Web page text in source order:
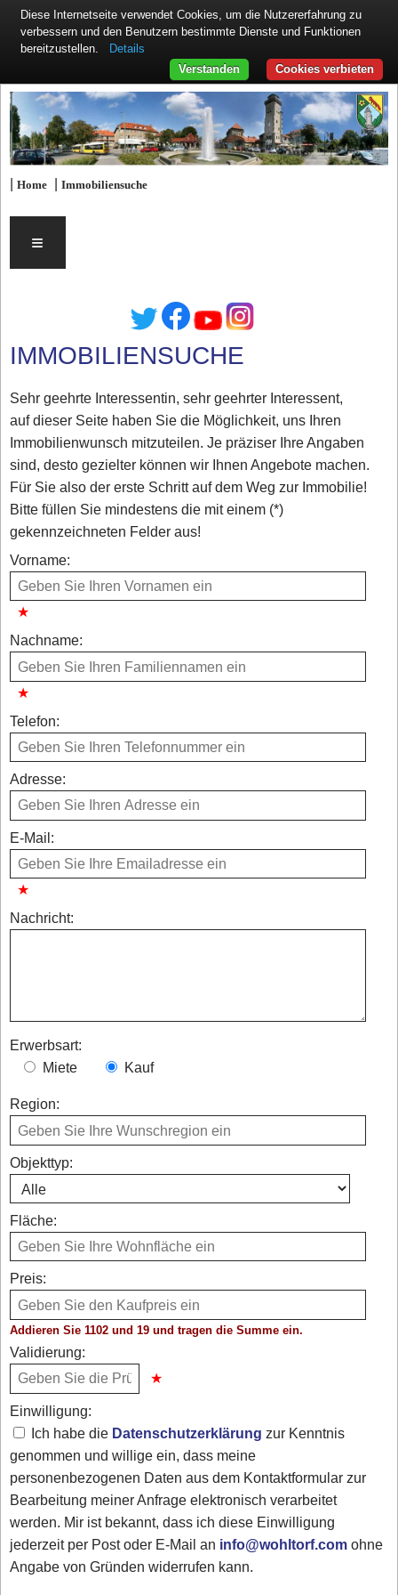
|Home |Immobiliensuche
≡
IMMOBILIENSUCHE
Sehr geehrte Interessentin, sehr geehrter Interessent,
auf dieser Seite haben Sie die Möglichkeit, uns Ihren
Immobilienwunsch mitzuteilen. Je präziser Ihre Angaben
sind, desto gezielter können wir Ihnen Angebote machen.
Für Sie also der erste Schritt auf dem Weg zur Immobilie!
Bitte füllen Sie mindestens die mit einem (*)
gekennzeichneten Felder aus!
Vorname:
Nachname:
Telefon:
Adresse:
E-Mail:
Nachricht:
Erwerbsart:
Miete
Kauf
Region:
Objekttyp:
Fläche:
Preis:
Addieren Sie 1102 und 19 und tragen die Summe ein.
Validierung:
Einwilligung:
Ich habe die Datenschutzerklärung zur Kenntnis
genommen und willige ein, dass meine
personenbezogenen Daten aus dem Kontaktformular zur
Bearbeitung meiner Anfrage elektronisch verarbeitet
werden. Mir ist bekannt, dass ich diese Einwilligung
jederzeit per Post oder E-Mail an info@wohltorf.comohne
Angabe von Gründen widerrufen kann.
Diese Internetseite verwendet Cookies, um die Nutzererfahrung zu
verbessern und den Benutzern bestimmte Dienste und Funktionen
bereitzustellen.
Details
Cookies verbieten
Verstanden